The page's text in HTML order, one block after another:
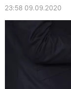
23:58 09.09.2020